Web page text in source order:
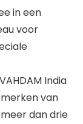
in een
voor
India
van
dan drie